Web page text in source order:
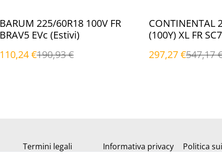
%
BARUM 225/60R18 100V FR
BRAV5 EVc (Estivi)
110,24 €190,93 €
%
CONTINENTAL
(100Y) XL FR
297,27 €547,17
Termini legali Informativa privacy Politica